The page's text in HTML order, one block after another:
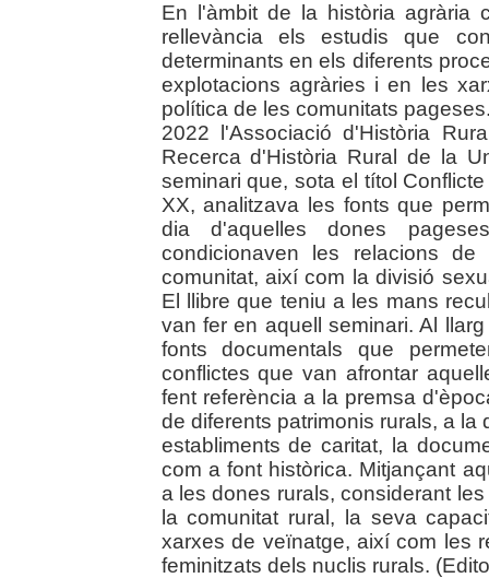
En l'àmbit de la història agrària
rellevància els estudis que
determinants en els diferents
explotacions agràries i en les
política de les comunitats
2022 l'Associació d'Història
Recerca d'Història Rural de la
seminari que, sota el títol
XX, analitzava les fonts que
dia d'aquelles dones
condicionaven les relacions
comunitat, així com la divisió
El llibre que teniu a les mans
van fer en aquell seminari. Al
fonts documentals que
conflictes que van afrontar
fent referència a la premsa
de diferents patrimonis rurals, a
establiments de caritat, la
com a font històrica. Mitjançant
a les dones rurals, considerant
la comunitat rural, la seva
xarxes de veïnatge, així com les
feminitzats dels nuclis rurals.